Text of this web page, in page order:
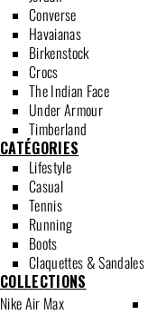
Converse
Havaianas
Birkenstock
Crocs
The Indian Face
Under Armour
Timberland
CATÉGORIES
Lifestyle
Casual
Tennis
Running
Boots
Claquettes & Sandales
COLLECTIONS
Nike Air Max